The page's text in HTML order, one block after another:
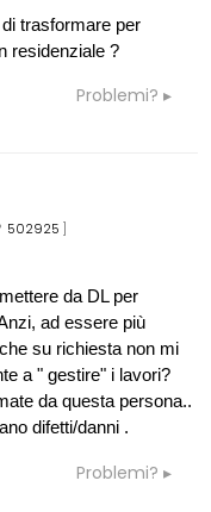
trasformare per
residenziale ?
Problemi?
502925 ]
da DL per
ad essere più
su richiesta non mi
a " gestire" i lavori?
da questa persona..
difetti/danni .
Problemi?